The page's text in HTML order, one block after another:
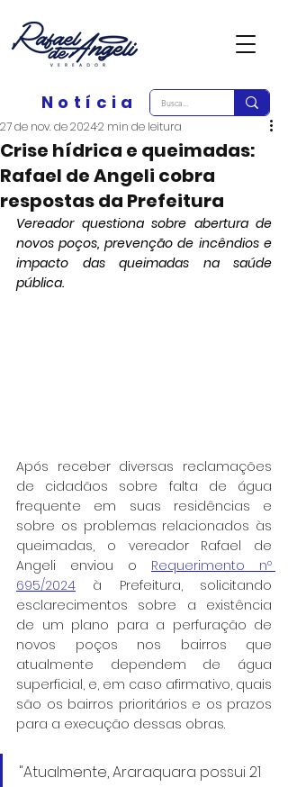
Notícia
Crise hídrica e queimadas:
Rafael de Angeli cobra
respostas da Prefeitura
27 de nov. de 20242 min de leitura
Vereador questiona sobre abertura de
novos poços, prevenção de incêndios e
impacto das queimadas na saúde
pública.
Após receber diversas reclamações
de cidadãos sobre falta de água
frequente em suas residências e
sobre os problemas relacionados às
queimadas, o vereador Rafael de
Angeli enviou o Requerimento nº
695/2024 à Prefeitura, solicitando
esclarecimentos sobre a existência
de um plano para a perfuração de
novos poços nos bairros que
atualmente dependem de água
superficial, e, em caso afirmativo, quais
são os bairros prioritários e os prazos
para a execução dessas obras.
"Atualmente, Araraquara possui 21